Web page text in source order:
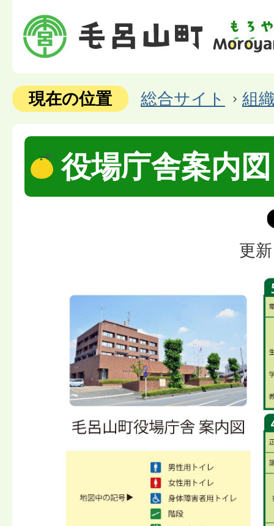
現在の位置 総合サイト 組
役場庁舎案内図
更